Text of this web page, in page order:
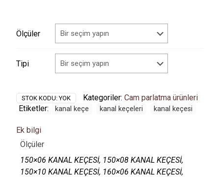
Ölçüler
Tipi
STOK KODU:YOK Kategoriler: Cam parlatma ürünleri
Etiketler:
kanal keçe kanal keçeleri kanal keçesi
Ek bilgi
Ölçüler
150×06 KANAL KEÇESİ, 150×08 KANAL KEÇESİ,
150×10 KANAL KEÇESİ, 160×06 KANAL KEÇESİ,